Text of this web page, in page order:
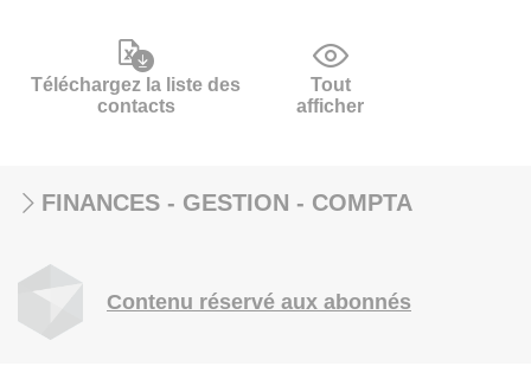
Téléchargez la liste des
contacts
Tout
afficher
FINANCES - GESTION - COMPTA
Contenu réservé aux abonnés